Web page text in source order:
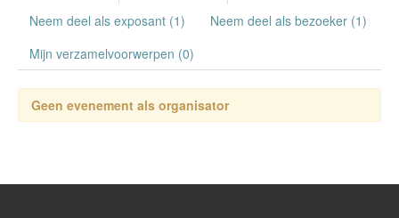
Neem deel als exposant (1)
Neem deel als bezoeker (1)
Mijn verzamelvoorwerpen (0)
Geen evenement als organisator